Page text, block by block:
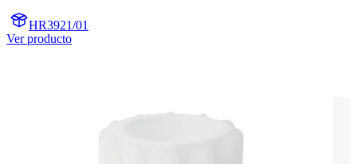
HR3921/01
Ver producto